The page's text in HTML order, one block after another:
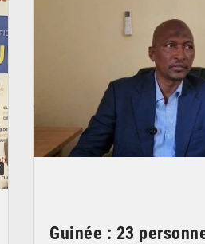
Guinée : 23